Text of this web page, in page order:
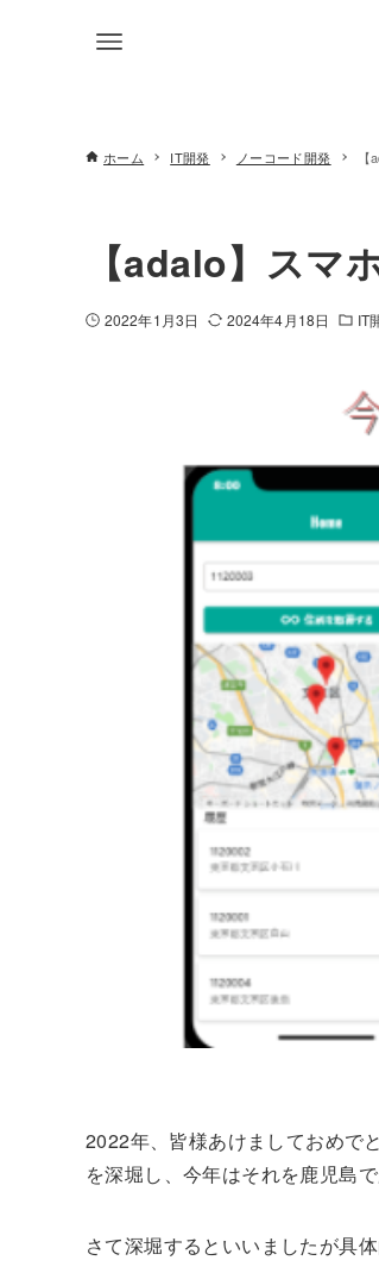
ホーム IT開発 ノーコード開発
【adalo】スマ
2022年1月3日 2024年4月18日 IT
2022年、皆様あけましておめで
を深堀し、今年はそれを鹿児島
さて深堀するといいましたが具